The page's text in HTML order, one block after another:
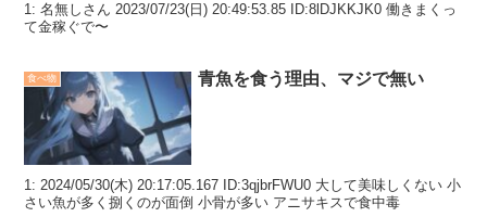
1: 名無しさん 2023/07/23(日) 20:49:53.85 ID:8lDJKKJK0 働きまくっ
て金稼ぐで〜
食べ物 青魚を食う理由、マジで無い
1: 2024/05/30(木) 20:17:05.167 ID:3qjbrFWU0 大して美味しくない 小
さい魚が多く捌くのが面倒 小骨が多い アニサキスで食中毒